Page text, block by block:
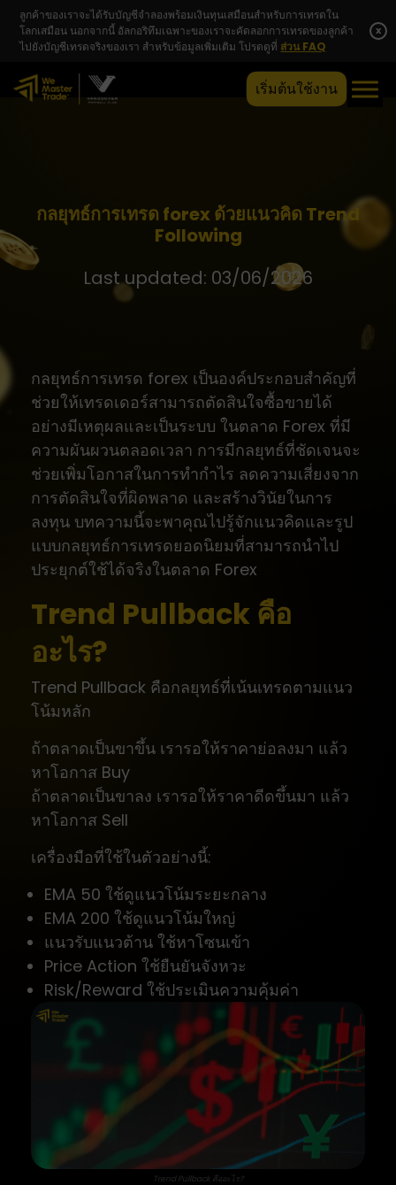
ลูกค้าของเราจะได้รับบัญชีจำลองพร้อมเงินทุนเสมือนสำหรับการเทรดใน
โลกเสมือน นอกจากนี้ อัลกอริทึมเฉพาะของเราจะคัดลอกการเทรดของลูกค้า
ไปยังบัญชีเทรดจริงของเรา สำหรับข้อมูลเพิ่มเติม โปรดดูที่ ส่วน FAQ
x
เริ่มต้นใช้งาน
กลยุทธ์การเทรด forex ด้วยแนวคิด Trend
Following
Last updated: 03/06/2026
กลยุทธ์การเทรด forex เป็นองค์ประกอบสำคัญที่
ช่วยให้เทรดเดอร์สามารถตัดสินใจซื้อขายได้
อย่างมีเหตุผลและเป็นระบบ ในตลาด Forex ที่มี
ความผันผวนตลอดเวลา การมีกลยุทธ์ที่ชัดเจนจะ
ช่วยเพิ่มโอกาสในการทำกำไร ลดความเสี่ยงจาก
การตัดสินใจที่ผิดพลาด และสร้างวินัยในการ
ลงทุน บทความนี้จะพาคุณไปรู้จักแนวคิดและรูป
แบบกลยุทธ์การเทรดยอดนิยมที่สามารถนำไป
ประยุกต์ใช้ได้จริงในตลาด Forex
Trend Pullback คือ
อะไร?
Trend Pullback คือกลยุทธ์ที่เน้นเทรดตามแนว
โน้มหลัก
ถ้าตลาดเป็นขาขึ้น เรารอให้ราคาย่อลงมา แล้ว
หาโอกาส Buy
ถ้าตลาดเป็นขาลง เรารอให้ราคาดีดขึ้นมา แล้ว
หาโอกาส Sell
เครื่องมือที่ใช้ในตัวอย่างนี้:
EMA 50 ใช้ดูแนวโน้มระยะกลาง
EMA 200 ใช้ดูแนวโน้มใหญ่
แนวรับแนวต้าน ใช้หาโซนเข้า
Price Action ใช้ยืนยันจังหวะ
Risk/Reward ใช้ประเมินความคุ้มค่า
Trend Pullback คืออะไร?